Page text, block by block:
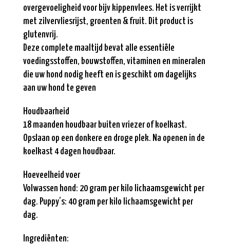
overgevoeligheid voor bijv kippenvlees. Het is verrijkt
met zilvervliesrijst, groenten & fruit. Dit product is
glutenvrij.
Deze complete maaltijd bevat alle essentiële
voedingsstoffen, bouwstoffen, vitaminen en mineralen
die uw hond nodig heeft en is geschikt om dagelijks
aan uw hond te geven
Houdbaarheid
18 maanden houdbaar buiten vriezer of koelkast.
Opslaan op een donkere en droge plek. Na openen in de
koelkast 4 dagen houdbaar.
Hoeveelheid voer
Volwassen hond: 20 gram per kilo lichaamsgewicht per
dag. Puppy’s: 40 gram per kilo lichaamsgewicht per
dag.
Ingrediënten: